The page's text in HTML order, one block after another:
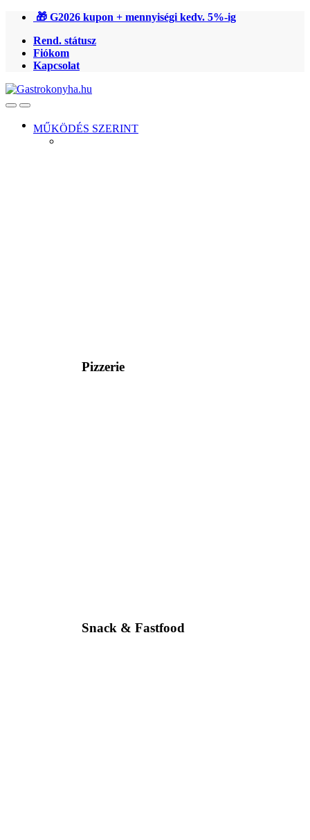
Ugrás
navigációhoz
Ugrás
tartalomra
🎁 G2026 kupon + mennyiségi kedv. 5%-ig
Rend. státusz
Fiókom
Kapcsolat
OpenClose
MŰKÖDÉS SZERINT
Pizzerie
Snack & Fastfood